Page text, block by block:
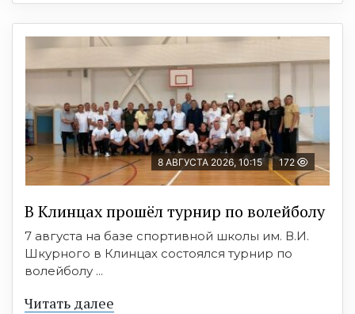
8 АВГУСТА 2026, 10:15 172
В Клинцах прошёл турнир по волейболу
7 августа на базе спортивной школы им. В.И.
Шкурного в Клинцах состоялся турнир по
волейболу ...
Читать далее